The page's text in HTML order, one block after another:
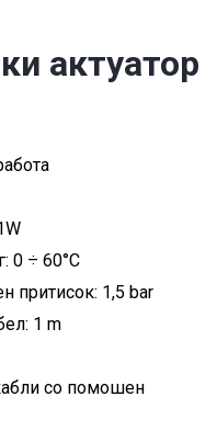
актуатор
0 ÷ 60°C
притисок: 1,5 bar
1 m
со помошен